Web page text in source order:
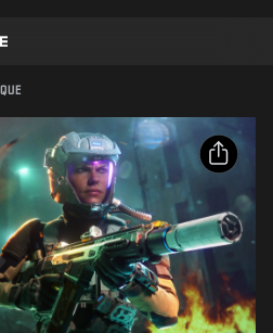
L'ACHAT
jour, remplacer ou supprimer
moment.
PARTAGER
Email
Facebook
X